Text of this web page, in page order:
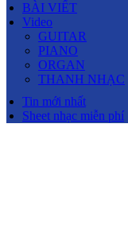
BÀI VIẾT
Video
GUITAR
PIANO
ORGAN
THANH NHẠC
Tin mới nhất
Sheet nhạc miễn phí